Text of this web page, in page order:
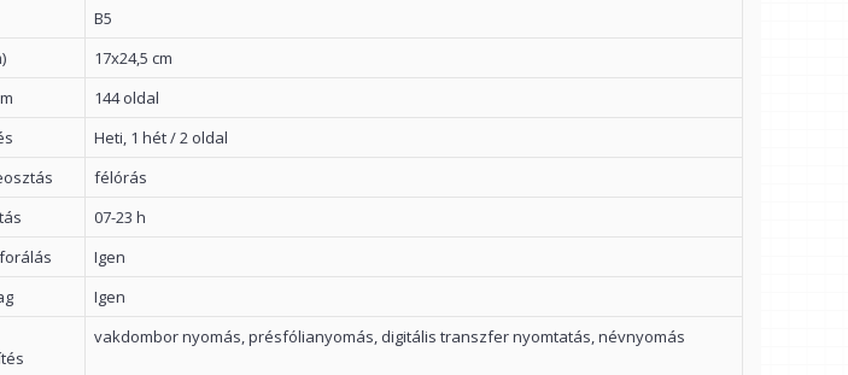
B5
17x24,5 cm
144 oldal
Heti, 1 hét / 2 oldal
félórás
07-23 h
Igen
Igen
vakdombor nyomás, présfólianyomás, digitális transzfer nyomtatás, névnyomás